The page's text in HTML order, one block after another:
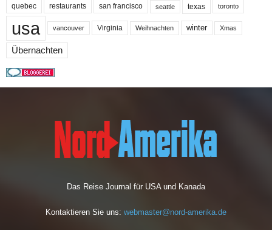
quebec restaurants san francisco seattle texas toronto
usa vancouver Virginia Weihnachten winter Xmas
Übernachten
Das Reise Journal für USA und Kanada
Kontaktieren Sie uns: webmaster@nord-amerika.de